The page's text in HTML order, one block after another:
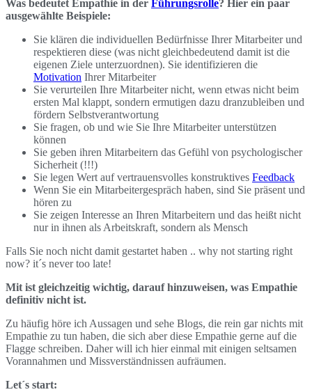
Was bedeutet Empathie in der Führungsrolle? Hier ein paar
ausgewählte Beispiele:
Sie klären die individuellen Bedürfnisse Ihrer Mitarbeiter und
respektieren diese (was nicht gleichbedeutend damit ist die
eigenen Ziele unterzuordnen). Sie identifizieren die
Motivation Ihrer Mitarbeiter
Sie verurteilen Ihre Mitarbeiter nicht, wenn etwas nicht beim
ersten Mal klappt, sondern ermutigen dazu dranzubleiben und
fördern Selbstverantwortung
Sie fragen, ob und wie Sie Ihre Mitarbeiter unterstützen
können
Sie geben ihren Mitarbeitern das Gefühl von psychologischer
Sicherheit (!!!)
Sie legen Wert auf vertrauensvolles konstruktives Feedback
Wenn Sie ein Mitarbeitergespräch haben, sind Sie präsent und
hören zu
Sie zeigen Interesse an Ihren Mitarbeitern und das heißt nicht
nur in ihnen als Arbeitskraft, sondern als Mensch
Falls Sie noch nicht damit gestartet haben .. why not starting right
now? it´s never too late!
Mit ist gleichzeitig wichtig, darauf hinzuweisen, was Empathie
definitiv nicht ist.
Zu häufig höre ich Aussagen und sehe Blogs, die rein gar nichts mit
Empathie zu tun haben, die sich aber diese Empathie gerne auf die
Flagge schreiben. Daher will ich hier einmal mit einigen seltsamen
Vorannahmen und Missverständnissen aufräumen.
Let´s start: